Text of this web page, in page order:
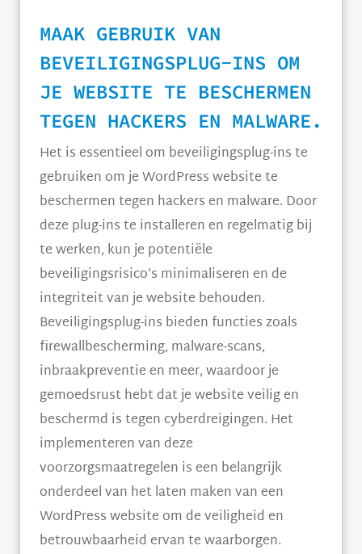
MAAK GEBRUIK VAN
BEVEILIGINGSPLUG-INS OM
JE WEBSITE TE BESCHERMEN
TEGEN HACKERS EN MALWARE.
Het is essentieel om beveiligingsplug-ins te
gebruiken om je WordPress website te
beschermen tegen hackers en malware. Door
deze plug-ins te installeren en regelmatig bij
te werken, kun je potentiële
beveiligingsrisico’s minimaliseren en de
integriteit van je website behouden.
Beveiligingsplug-ins bieden functies zoals
firewallbescherming, malware-scans,
inbraakpreventie en meer, waardoor je
gemoedsrust hebt dat je website veilig en
beschermd is tegen cyberdreigingen. Het
implementeren van deze
voorzorgsmaatregelen is een belangrijk
onderdeel van het laten maken van een
WordPress website om de veiligheid en
betrouwbaarheid ervan te waarborgen.